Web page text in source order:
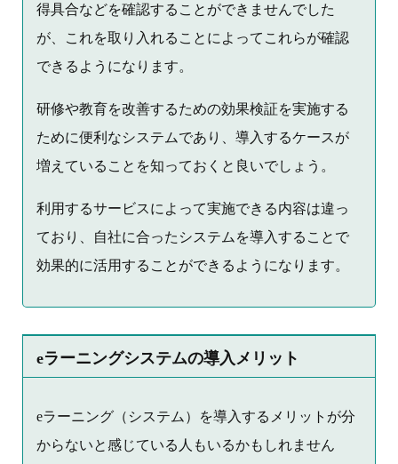
得具合などを確認することができませんでした
が、これを取り入れることによってこれらが確認
できるようになります。
研修や教育を改善するための効果検証を実施する
ために便利なシステムであり、導入するケースが
増えていることを知っておくと良いでしょう。
利用するサービスによって実施できる内容は違っ
ており、自社に合ったシステムを導入することで
効果的に活用することができるようになります。
eラーニングシステムの導入メリット
eラーニング（システム）を導入するメリットが分
からないと感じている人もいるかもしれません